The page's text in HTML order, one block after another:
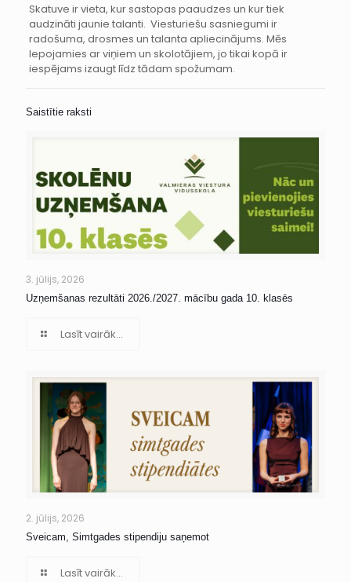
Skatuve ir vieta, kur sastopas paaudzes un kur tiek
audzināti jaunie talanti. Viesturiešu sasniegumi ir
radošuma, drosmes un talanta apliecinājums. Mēs
lepojamies ar viņiem un skolotājiem, jo tikai kopā ir
iespējams izaugt līdz tādam spožumam.
Saistītie raksti
3. jūlijs, 2026
Uzņemšanas rezultāti 2026./2027. mācību gada 10. klasēs
Lasīt vairāk...
2. jūlijs, 2026
Sveicam, Simtgades stipendiju saņemot
Lasīt vairāk...